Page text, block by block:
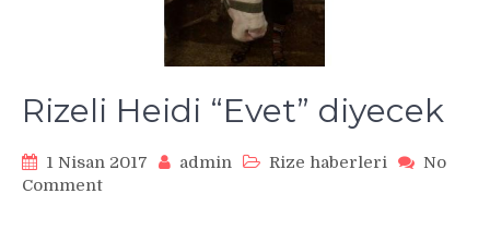
Rizeli Heidi “Evet” diyecek
1 Nisan 2017 admin Rize haberleri
No
Commenton